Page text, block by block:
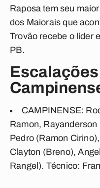
Raposa tem seu
dos Maiorais que
Trovão recebe o líder
PB.
Escalações
CAMPINENSE:
Ramon,
Pedro (Ramon
Clayton (Breno),
Rangel). Técnico: